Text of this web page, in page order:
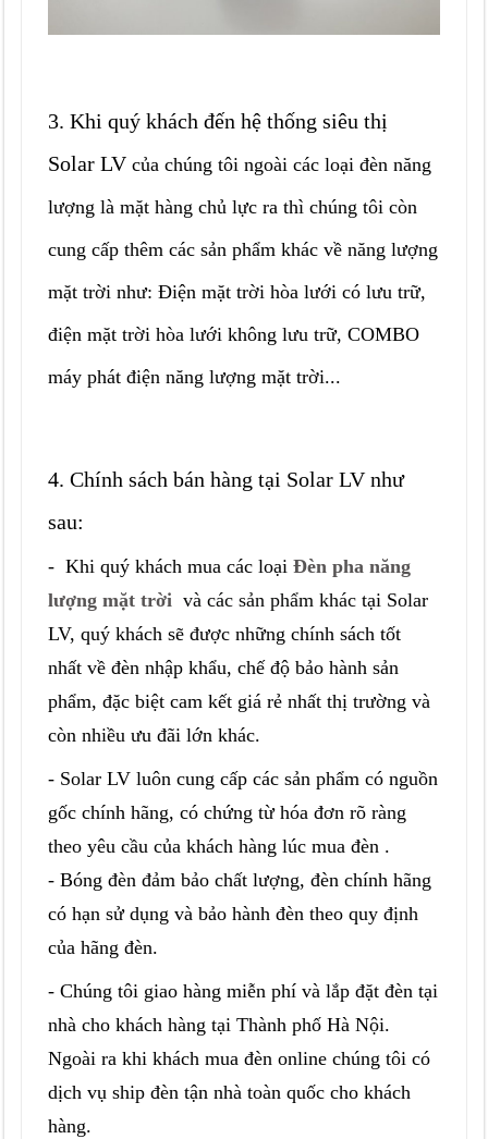
3. Khi quý khách đến hệ thống siêu thị
Solar LV của chúng tôi ngoài các loại đèn năng
lượng là mặt hàng chủ lực ra thì chúng tôi còn
cung cấp thêm các sản phẩm khác về năng lượng
mặt trời như: Điện mặt trời hòa lưới có lưu trữ,
điện mặt trời hòa lưới không lưu trữ, COMBO
máy phát điện năng lượng mặt trời...
4. Chính sách bán hàng tại Solar LV như
sau:
- Khi quý khách mua các loạiĐèn pha năng
lượng mặt trời và các sản phẩm khác tại Solar
LV, quý khách sẽ được những chính sách tốt
nhất về đèn nhập khẩu, chế độ bảo hành sản
phẩm, đặc biệt cam kết giá rẻ nhất thị trường và
còn nhiều ưu đãi lớn khác.
- Solar LV luôn cung cấp các sản phẩm có nguồn
gốc chính hãng, có chứng từ hóa đơn rõ ràng
theo yêu cầu của khách hàng lúc mua đèn .
- Bóng đèn đảm bảo chất lượng, đèn chính hãng
có hạn sử dụng và bảo hành đèn theo quy định
của hãng đèn.
- Chúng tôi giao hàng miễn phí và lắp đặt đèn tại
nhà cho khách hàng tại Thành phố Hà Nội.
Ngoài ra khi khách mua đèn online chúng tôi có
dịch vụ ship đèn tận nhà toàn quốc cho khách
hàng.